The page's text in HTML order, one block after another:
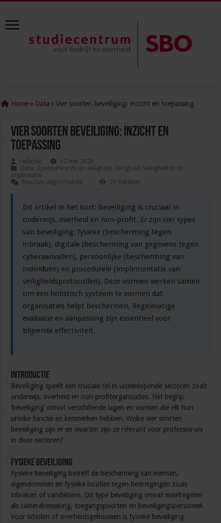
Home » Data » Vier soorten beveiliging: inzicht en toepassing
Vier soorten beveiliging: inzicht en
toepassing
redactie
12 mei 2026
Data, Openbare orde en veiligheid ,Veiligheid ,Veiligheid in de
organisatie
Reacties uitgeschakeld
inzicht
en
toepassing
28 Bekeken
Dit artikel in het kort: Beveiliging is cruciaal in
onderwijs, overheid en non-profit. Er zijn vier types
van beveiliging: fysieke (bescherming tegen
inbraak), digitale (bescherming van gegevens tegen
cyberaanvallen), persoonlijke (bescherming van
individuen) en procedurele (implementatie van
veiligheidsprotocollen). Deze vormen werken samen
om een holistisch systeem te vormen dat
organisaties helpt beschermen. Regelmatige
evaluatie en aanpassing zijn essentieel voor
blijvende effectiviteit.
Introductie
Beveiliging speelt een cruciale rol in uiteenlopende sectoren zoals
onderwijs, overheid en non-profitorganisaties. Het begrip
‘beveiliging’ omvat verschillende lagen en vormen die elk hun
unieke functie en kenmerken hebben. Welke vier soorten
beveiliging zijn er en waarom zijn ze relevant voor professionals
in deze sectoren?
Fysieke beveiliging
Fysieke beveiliging betreft de bescherming van mensen,
eigendommen en fysieke locaties tegen bedreigingen zoals
inbraken of vandalisme. Dit type beveiliging omvat maatregelen
als camerabewaking, toegangspoorten en beveiligingspersoneel.
Voor scholen of overheidsgebouwen is fysieke beveiliging